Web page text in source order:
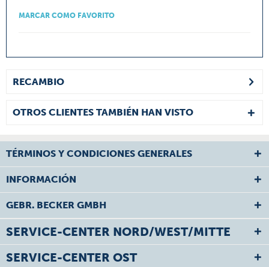
MARCAR COMO FAVORITO
RECAMBIO
OTROS CLIENTES TAMBIÉN HAN VISTO
TÉRMINOS Y CONDICIONES GENERALES
INFORMACIÓN
GEBR. BECKER GMBH
SERVICE-CENTER NORD/WEST/MITTE
SERVICE-CENTER OST